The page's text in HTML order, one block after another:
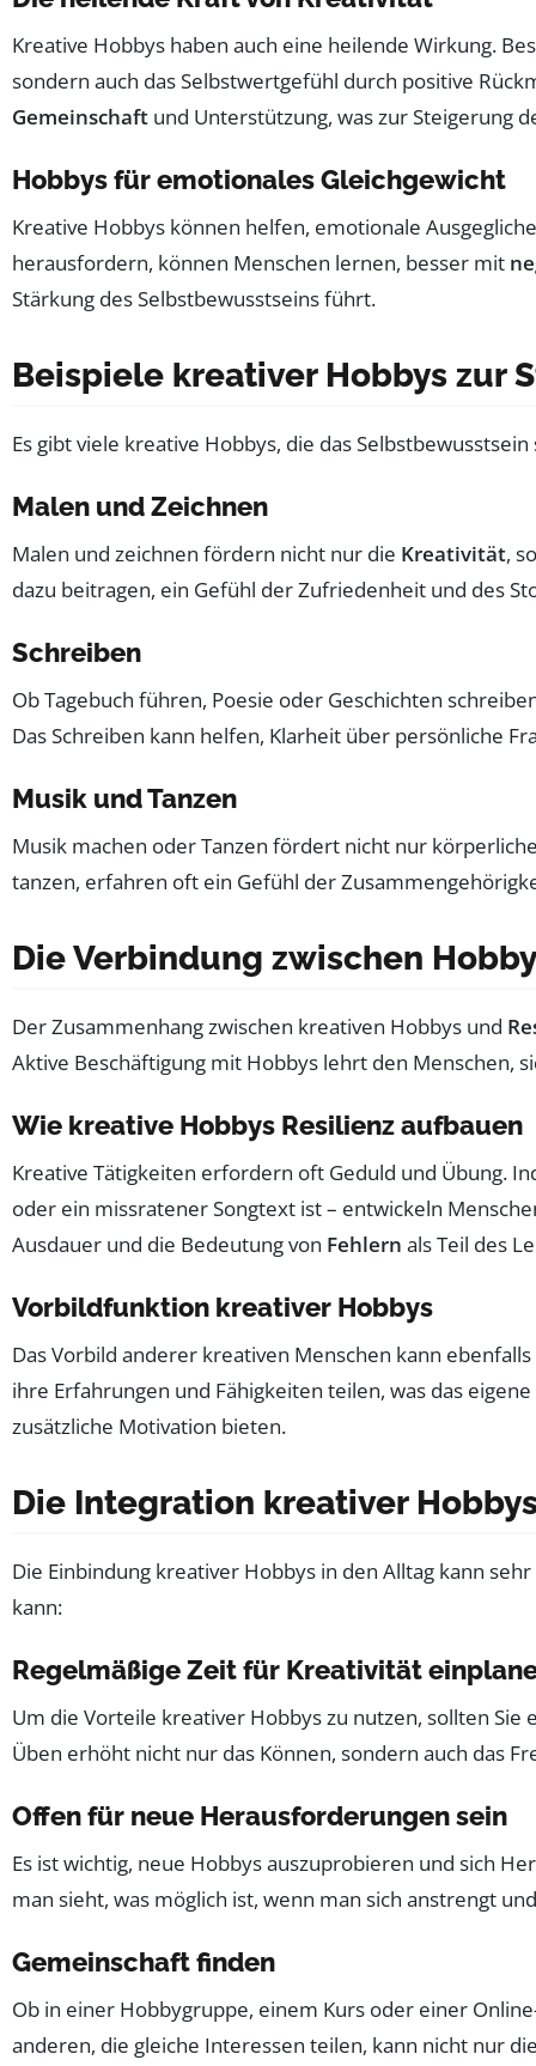
Kreative Hobbys haben auch eine heilende Wirkung.
sondern auch das Selbstwertgefühl durch positive
Gemeinschaft und Unterstützung, was zur Steigerung
Hobbys für emotionales Gleichgewicht
Kreative Hobbys können helfen, emotionale
herausfordern, können Menschen lernen, besser mit
Stärkung des Selbstbewusstseins führt.
Beispiele kreativer Hobbys zur
Es gibt viele kreative Hobbys, die das
Malen und Zeichnen
Malen und zeichnen fördern nicht nur die Kreativität,
dazu beitragen, ein Gefühl der Zufriedenheit und des
Schreiben
Ob Tagebuch führen, Poesie oder Geschichten
Das Schreiben kann helfen, Klarheit über persönliche
Musik und Tanzen
Musik machen oder Tanzen fördert nicht nur
tanzen, erfahren oft ein Gefühl der
Die Verbindung zwischen
Der Zusammenhang zwischen kreativen Hobbys und
Aktive Beschäftigung mit Hobbys lehrt den Menschen,
Wie kreative Hobbys Resilienz aufbauen
Kreative Tätigkeiten erfordern oft Geduld und Übung.
oder ein missratener Songtext ist – entwickeln
Ausdauer und die Bedeutung von Fehlern als Teil des
Vorbildfunktion kreativer Hobbys
Das Vorbild anderer kreativen Menschen kann
ihre Erfahrungen und Fähigkeiten teilen, was das eigene
zusätzliche Motivation bieten.
Die Integration kreativer
Die Einbindung kreativer Hobbys in den Alltag kann
kann:
Regelmäßige Zeit für Kreativität
Um die Vorteile kreativer Hobbys zu nutzen, sollten
Üben erhöht nicht nur das Können, sondern auch das
Offen für neue Herausforderungen sein
Es ist wichtig, neue Hobbys auszuprobieren und sich
man sieht, was möglich ist, wenn man sich anstrengt
Gemeinschaft finden
Ob in einer Hobbygruppe, einem Kurs oder einer
anderen, die gleiche Interessen teilen, kann nicht nur